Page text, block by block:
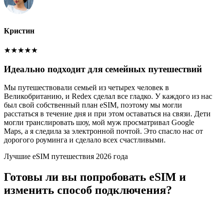
Кристин
★★★★★
Идеально подходит для семейных путешествий
Мы путешествовали семьей из четырех человек в
Великобританию, и Redex сделал все гладко. У каждого из нас
был свой собственный план eSIM, поэтому мы могли
расстаться в течение дня и при этом оставаться на связи. Дети
могли транслировать шоу, мой муж просматривал Google
Maps, а я следила за электронной почтой. Это спасло нас от
дорогого роуминга и сделало всех счастливыми.
Лучшие eSIM путешествия 2026 года
Готовы ли вы попробовать eSIM и
изменить способ подключения?